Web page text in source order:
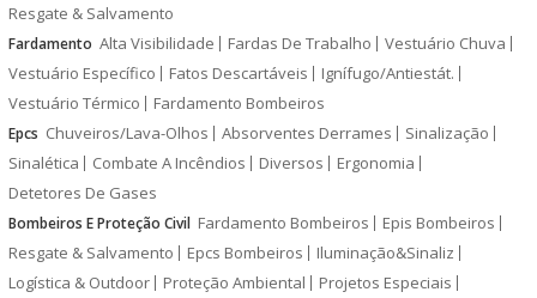
Resgate & Salvamento
Fardamento Alta Visibilidade Fardas De Trabalho
Vestuário Chuva
Vestuário Específico
Fatos Descartáveis
Ignífugo/Antiestát.
Vestuário Térmico
Fardamento Bombeiros
Epcs Chuveiros/Lava-Olhos Absorventes Derrames
Sinalização
Sinalética
Combate A Incêndios Diversos
Ergonomia
Detetores De Gases
Bombeiros E Proteção Civil Fardamento Bombeiros
Epis Bombeiros
Resgate & Salvamento
Epcs Bombeiros
Iluminação&Sinaliz
Logística & Outdoor
Proteção Ambiental
Projetos Especiais